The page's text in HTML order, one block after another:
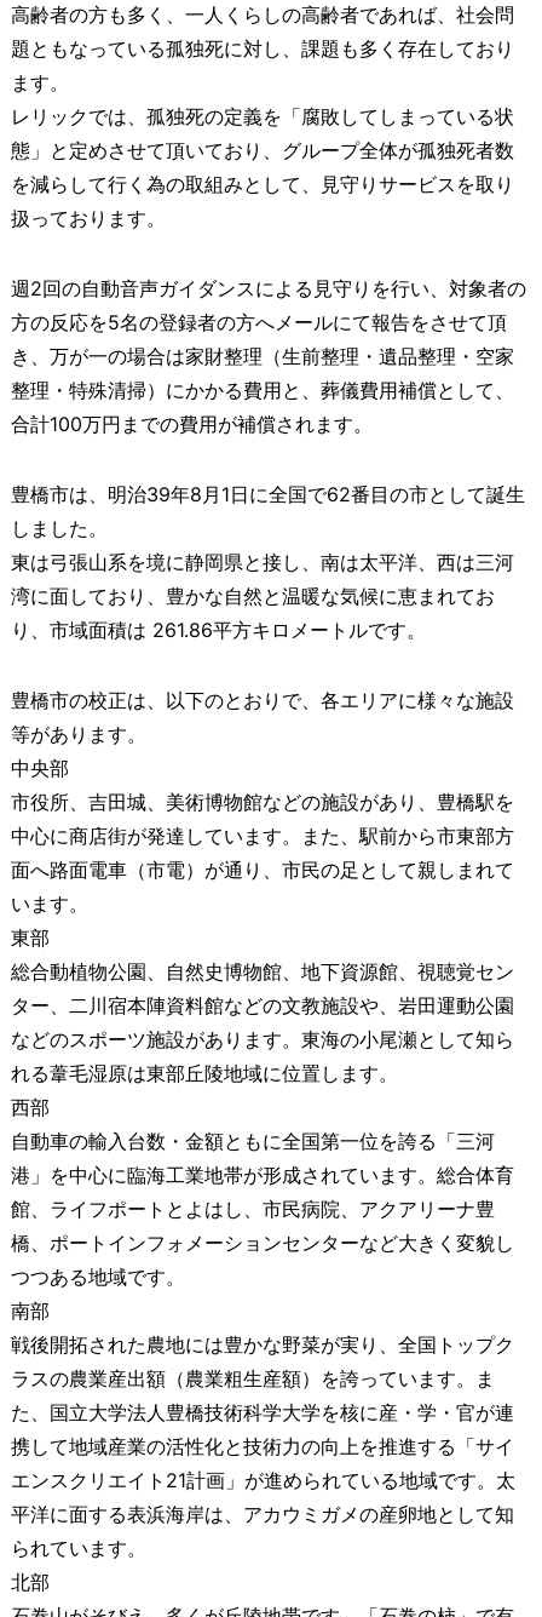
高齢者の方も多く、一人くらしの高齢者であれば、社会問
題ともなっている孤独死に対し、課題も多く存在しており
ます。
レリックでは、孤独死の定義を「腐敗してしまっている状
態」と定めさせて頂いており、グループ全体が孤独死者数
を減らして行く為の取組みとして、見守りサービスを取り
扱っております。
週2回の自動音声ガイダンスによる見守りを行い、対象者の
方の反応を5名の登録者の方へメールにて報告をさせて頂
き、万が一の場合は家財整理（生前整理・遺品整理・空家
整理・特殊清掃）にかかる費用と、葬儀費用補償として、
合計100万円までの費用が補償されます。
豊橋市は、明治39年8月1日に全国で62番目の市として誕生
しました。
東は弓張山系を境に静岡県と接し、南は太平洋、西は三河
湾に面しており、豊かな自然と温暖な気候に恵まれてお
り、市域面積は 261.86平方キロメートルです。
豊橋市の校正は、以下のとおりで、各エリアに様々な施設
等があります。
中央部
市役所、吉田城、美術博物館などの施設があり、豊橋駅を
中心に商店街が発達しています。また、駅前から市東部方
面へ路面電車（市電）が通り、市民の足として親しまれて
います。
東部
総合動植物公園、自然史博物館、地下資源館、視聴覚セン
ター、二川宿本陣資料館などの文教施設や、岩田運動公園
などのスポーツ施設があります。東海の小尾瀬として知ら
れる葦毛湿原は東部丘陵地域に位置します。
西部
自動車の輸入台数・金額ともに全国第一位を誇る「三河
港」を中心に臨海工業地帯が形成されています。総合体育
館、ライフポートとよはし、市民病院、アクアリーナ豊
橋、ポートインフォメーションセンターなど大きく変貌し
つつある地域です。
南部
戦後開拓された農地には豊かな野菜が実り、全国トップク
ラスの農業産出額（農業粗生産額）を誇っています。ま
た、国立大学法人豊橋技術科学大学を核に産・学・官が連
携して地域産業の活性化と技術力の向上を推進する「サイ
エンスクリエイト21計画」が進められている地域です。太
平洋に面する表浜海岸は、アカウミガメの産卵地として知
られています。
北部